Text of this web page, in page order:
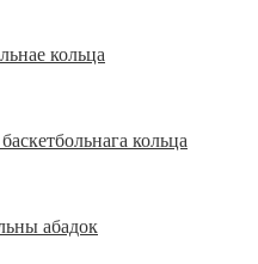
кольца
кольца
абадок